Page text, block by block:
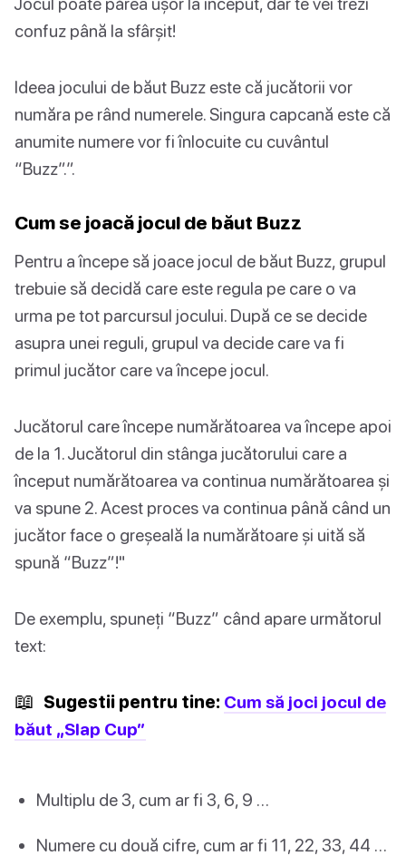
confuz până la sfârșit!
Ideea jocului de băut Buzz este că jucătorii vor
număra pe rând numerele. Singura capcană este că
anumite numere vor fi înlocuite cu cuvântul
“Buzz”.”.
Cum se joacă jocul de băut Buzz
Pentru a începe să joace jocul de băut Buzz, grupul
trebuie să decidă care este regula pe care o va
urma pe tot parcursul jocului. După ce se decide
asupra unei reguli, grupul va decide care va fi
primul jucător care va începe jocul.
Jucătorul care începe numărătoarea va începe apoi
de la 1. Jucătorul din stânga jucătorului care a
început numărătoarea va continua numărătoarea și
va spune 2. Acest proces va continua până când un
jucător face o greșeală la numărătoare și uită să
spună “Buzz”!"
De exemplu, spuneți “Buzz” când apare următorul
text:
📖 Sugestii pentru tine: Cum să joci jocul de
băut „Slap Cup”
Multiplu de 3, cum ar fi 3, 6, 9 …
Numere cu două cifre, cum ar fi 11, 22, 33, 44 …